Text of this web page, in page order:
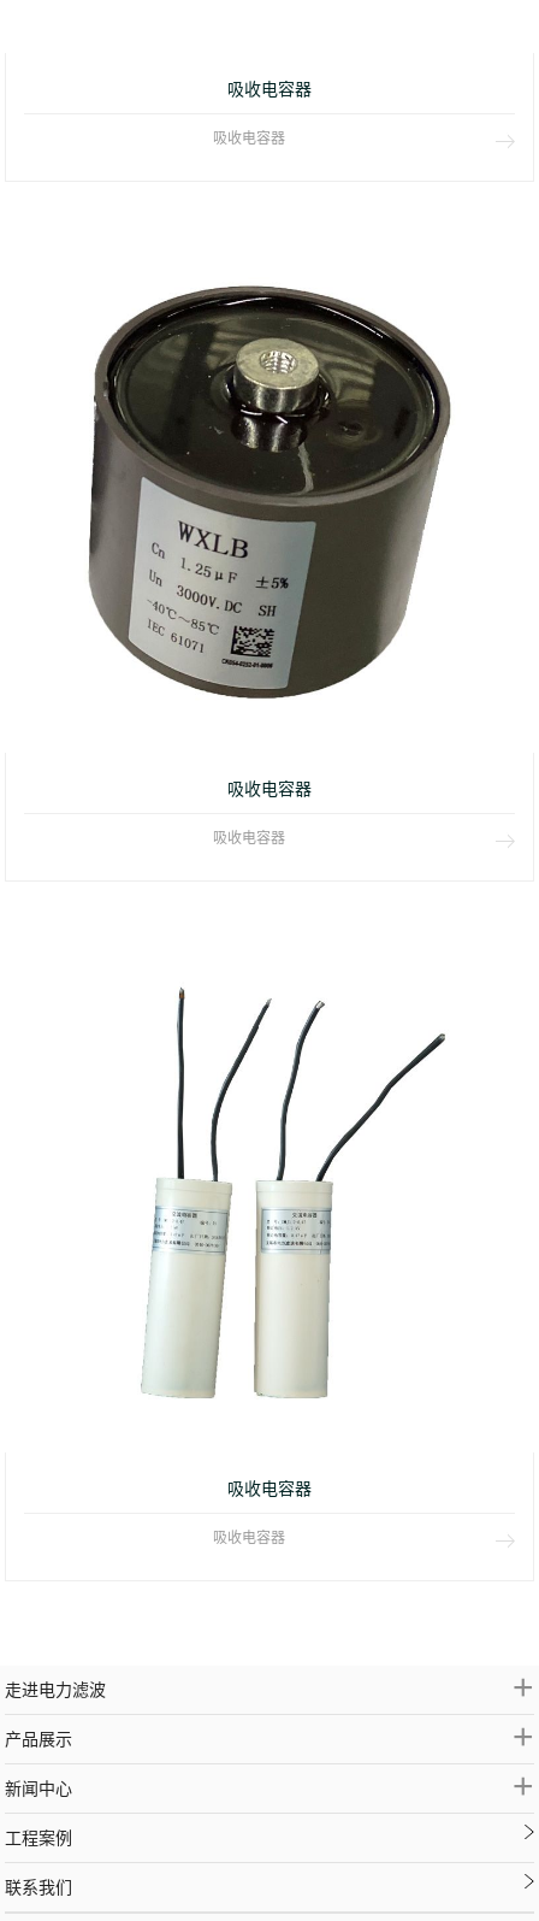
吸收电容器
吸收电容器
吸收电容器
吸收电容器
吸收电容器
吸收电容器
走进电力滤波 +
产品展示 +
新闻中心 +
工程案例
联系我们